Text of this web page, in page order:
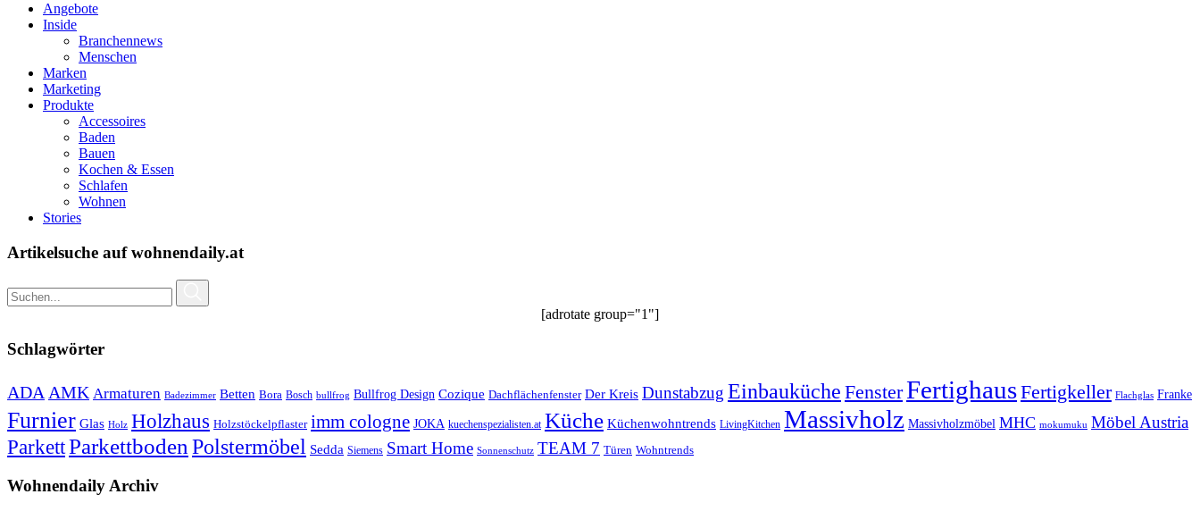
Angebote
Inside
Branchennews
Menschen
Marken
Marketing
Produkte
Accessoires
Baden
Bauen
Kochen & Essen
Schlafen
Wohnen
Stories
Artikelsuche auf wohnendaily.at
[adrotate group="1"]
Schlagwörter
ADA AMK Armaturen Badezimmer Betten Bora Bosch bullfrog Bullfrog Design Cozique Dachflächenfenster Der Kreis Dunstabzug Einbauküche FensterFertighausFertigkeller Flachglas Franke
Furnier Glas Holz Holzhaus Holzstöckelpflaster imm cologne JOKA kuechenspezialisten.at Küche Küchenwohntrends LivingKitchen Massivholz Massivholzmöbel MHC mokumuku Möbel Austria
ParkettParkettboden Polstermöbel Sedda Siemens Smart Home Sonnenschutz TEAM 7 Türen Wohntrends
Wohnendaily Archiv